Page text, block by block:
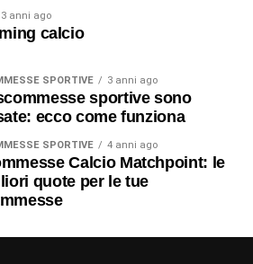
3 anni ago
calcio
SPORTIVE 3 anni ago
sportive sono
ecco come funziona
SPORTIVE 4 anni ago
Calcio Matchpoint: le
quote per le tue